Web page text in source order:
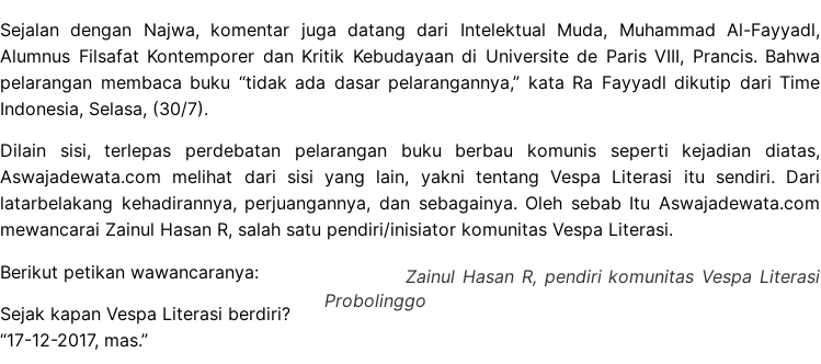
Sejalan dengan Najwa, komentar juga datang dari Intelektual Muda, Muhammad Al-Fayyadl,
Alumnus Filsafat Kontemporer dan Kritik Kebudayaan di Universite de Paris VIII, Prancis. Bahwa
pelarangan membaca buku “tidak ada dasar pelarangannya,” kata Ra Fayyadl dikutip dari Time
Indonesia, Selasa, (30/7).
Dilain sisi, terlepas perdebatan pelarangan buku berbau komunis seperti kejadian diatas,
Aswajadewata.com melihat dari sisi yang lain, yakni tentang Vespa Literasi itu sendiri. Dari
latarbelakang kehadirannya, perjuangannya, dan sebagainya. Oleh sebab Itu Aswajadewata.com
mewancarai Zainul Hasan R, salah satu pendiri/inisiator komunitas Vespa Literasi.
Zainul Hasan R, pendiri komunitas Vespa Literasi
Probolinggo
Berikut petikan wawancaranya:
Sejak kapan Vespa Literasi berdiri?
“17-12-2017, mas.”